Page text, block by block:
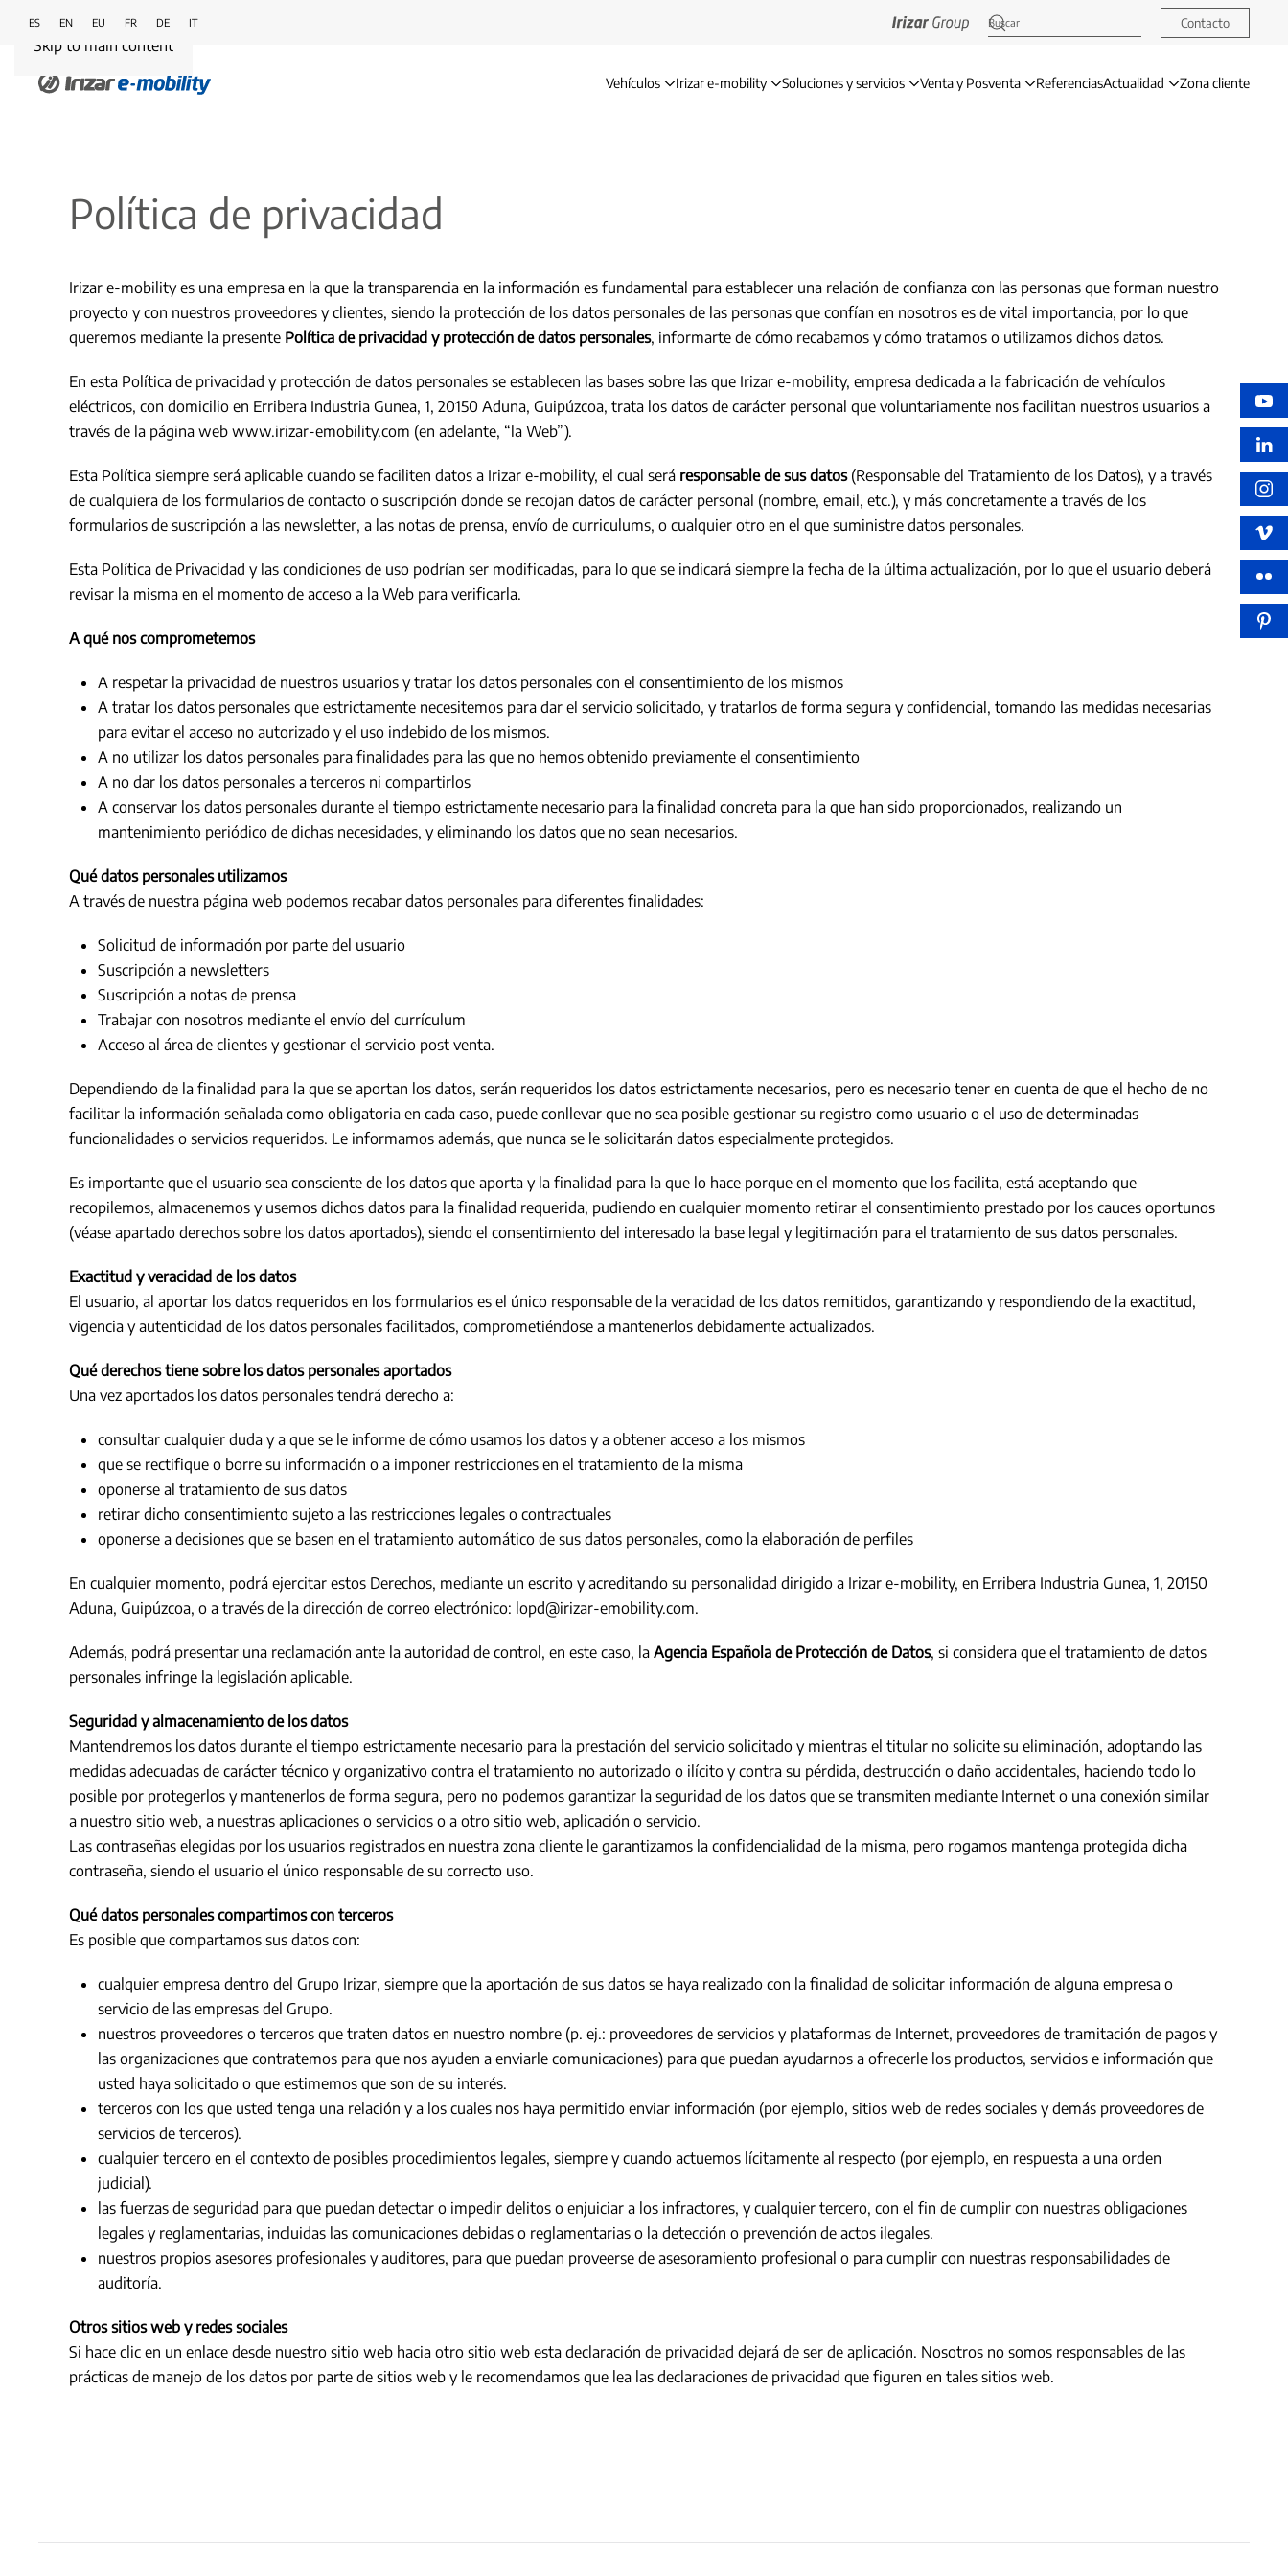
Skip to main content
ES EN EU FR DE IT Contacto
Vehículos Irizar e-mobility Soluciones y servicios Venta y Posventa ReferenciasActualidad Zona cliente
Política de privacidad
Irizar e-mobility es una empresa en la que la transparencia en la información es fundamental para establecer una relación de confianza con las personas que forman nuestro
proyecto y con nuestros proveedores y clientes, siendo la protección de los datos personales de las personas que confían en nosotros es de vital importancia, por lo que
queremos mediante la presente Política de privacidad y protección de datos personales, informarte de cómo recabamos y cómo tratamos o utilizamos dichos datos.
En esta Política de privacidad y protección de datos personales se establecen las bases sobre las que Irizar e-mobility, empresa dedicada a la fabricación de vehículos
eléctricos, con domicilio en Erribera Industria Gunea, 1, 20150 Aduna, Guipúzcoa, trata los datos de carácter personal que voluntariamente nos facilitan nuestros usuarios a
través de la página web www.irizar-emobility.com (en adelante, “la Web”).
Esta Política siempre será aplicable cuando se faciliten datos a Irizar e-mobility, el cual será responsable de sus datos(Responsable del Tratamiento de los Datos), y a través
de cualquiera de los formularios de contacto o suscripción donde se recojan datos de carácter personal (nombre, email, etc.), y más concretamente a través de los
formularios de suscripción a las newsletter, a las notas de prensa, envío de curriculums, o cualquier otro en el que suministre datos personales.
Esta Política de Privacidad y las condiciones de uso podrían ser modificadas, para lo que se indicará siempre la fecha de la última actualización, por lo que el usuario deberá
revisar la misma en el momento de acceso a la Web para verificarla.
A qué nos comprometemos
A respetar la privacidad de nuestros usuarios y tratar los datos personales con el consentimiento de los mismos
A tratar los datos personales que estrictamente necesitemos para dar el servicio solicitado, y tratarlos de forma segura y confidencial, tomando las medidas necesarias
para evitar el acceso no autorizado y el uso indebido de los mismos.
A no utilizar los datos personales para finalidades para las que no hemos obtenido previamente el consentimiento
A no dar los datos personales a terceros ni compartirlos
A conservar los datos personales durante el tiempo estrictamente necesario para la finalidad concreta para la que han sido proporcionados, realizando un
mantenimiento periódico de dichas necesidades, y eliminando los datos que no sean necesarios.
Qué datos personales utilizamos
A través de nuestra página web podemos recabar datos personales para diferentes finalidades:
Solicitud de información por parte del usuario
Suscripción a newsletters
Suscripción a notas de prensa
Trabajar con nosotros mediante el envío del currículum
Acceso al área de clientes y gestionar el servicio post venta.
Dependiendo de la finalidad para la que se aportan los datos, serán requeridos los datos estrictamente necesarios, pero es necesario tener en cuenta de que el hecho de no
facilitar la información señalada como obligatoria en cada caso, puede conllevar que no sea posible gestionar su registro como usuario o el uso de determinadas
funcionalidades o servicios requeridos. Le informamos además, que nunca se le solicitarán datos especialmente protegidos.
Es importante que el usuario sea consciente de los datos que aporta y la finalidad para la que lo hace porque en el momento que los facilita, está aceptando que
recopilemos, almacenemos y usemos dichos datos para la finalidad requerida, pudiendo en cualquier momento retirar el consentimiento prestado por los cauces oportunos
(véase apartado derechos sobre los datos aportados), siendo el consentimiento del interesado la base legal y legitimación para el tratamiento de sus datos personales.
Exactitud y veracidad de los datos
El usuario, al aportar los datos requeridos en los formularios es el único responsable de la veracidad de los datos remitidos, garantizando y respondiendo de la exactitud,
vigencia y autenticidad de los datos personales facilitados, comprometiéndose a mantenerlos debidamente actualizados.
Qué derechos tiene sobre los datos personales aportados
Una vez aportados los datos personales tendrá derecho a:
consultar cualquier duda y a que se le informe de cómo usamos los datos y a obtener acceso a los mismos
que se rectifique o borre su información o a imponer restricciones en el tratamiento de la misma
oponerse al tratamiento de sus datos
retirar dicho consentimiento sujeto a las restricciones legales o contractuales
oponerse a decisiones que se basen en el tratamiento automático de sus datos personales, como la elaboración de perfiles
En cualquier momento, podrá ejercitar estos Derechos, mediante un escrito y acreditando su personalidad dirigido a Irizar e-mobility, en Erribera Industria Gunea, 1, 20150
Aduna, Guipúzcoa, o a través de la dirección de correo electrónico: lopd@irizar-emobility.com.
Además, podrá presentar una reclamación ante la autoridad de control, en este caso, la Agencia Española de Protección de Datos, si considera que el tratamiento de datos
personales infringe la legislación aplicable.
Seguridad y almacenamiento de los datos
Mantendremos los datos durante el tiempo estrictamente necesario para la prestación del servicio solicitado y mientras el titular no solicite su eliminación, adoptando las
medidas adecuadas de carácter técnico y organizativo contra el tratamiento no autorizado o ilícito y contra su pérdida, destrucción o daño accidentales, haciendo todo lo
posible por protegerlos y mantenerlos de forma segura, pero no podemos garantizar la seguridad de los datos que se transmiten mediante Internet o una conexión similar
a nuestro sitio web, a nuestras aplicaciones o servicios o a otro sitio web, aplicación o servicio.
Las contraseñas elegidas por los usuarios registrados en nuestra zona cliente le garantizamos la confidencialidad de la misma, pero rogamos mantenga protegida dicha
contraseña, siendo el usuario el único responsable de su correcto uso.
Qué datos personales compartimos con terceros
Es posible que compartamos sus datos con:
cualquier empresa dentro del Grupo Irizar, siempre que la aportación de sus datos se haya realizado con la finalidad de solicitar información de alguna empresa o
servicio de las empresas del Grupo.
nuestros proveedores o terceros que traten datos en nuestro nombre (p. ej.: proveedores de servicios y plataformas de Internet, proveedores de tramitación de pagos y
las organizaciones que contratemos para que nos ayuden a enviarle comunicaciones) para que puedan ayudarnos a ofrecerle los productos, servicios e información que
usted haya solicitado o que estimemos que son de su interés.
terceros con los que usted tenga una relación y a los cuales nos haya permitido enviar información (por ejemplo, sitios web de redes sociales y demás proveedores de
servicios de terceros).
cualquier tercero en el contexto de posibles procedimientos legales, siempre y cuando actuemos lícitamente al respecto (por ejemplo, en respuesta a una orden
judicial).
las fuerzas de seguridad para que puedan detectar o impedir delitos o enjuiciar a los infractores, y cualquier tercero, con el fin de cumplir con nuestras obligaciones
legales y reglamentarias, incluidas las comunicaciones debidas o reglamentarias o la detección o prevención de actos ilegales.
nuestros propios asesores profesionales y auditores, para que puedan proveerse de asesoramiento profesional o para cumplir con nuestras responsabilidades de
auditoría.
Otros sitios web y redes sociales
Si hace clic en un enlace desde nuestro sitio web hacia otro sitio web esta declaración de privacidad dejará de ser de aplicación. Nosotros no somos responsables de las
prácticas de manejo de los datos por parte de sitios web y le recomendamos que lea las declaraciones de privacidad que figuren en tales sitios web.